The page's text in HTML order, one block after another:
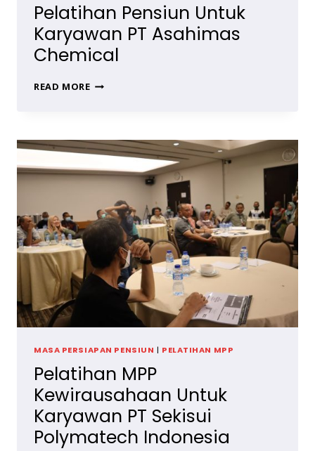
Pelatihan Pensiun Untuk
Karyawan PT Asahimas
Chemical
READ MOREPELATIHAN
PT
ASAHIMAS
CHEMICAL
MASA PERSIAPAN PENSIUN | PELATIHAN MPP
Pelatihan MPP
Kewirausahaan Untuk
Karyawan PT Sekisui
Polymatech Indonesia